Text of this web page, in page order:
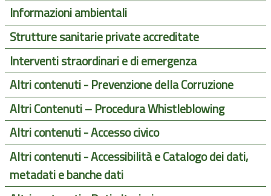
Informazioni ambientali
Strutture sanitarie private accreditate
Interventi straordinari e di emergenza
Altri contenuti - Prevenzione della Corruzione
Altri Contenuti – Procedura Whistleblowing
Altri contenuti - Accesso civico
Altri contenuti - Accessibilità e Catalogo dei dati,
metadati e banche dati